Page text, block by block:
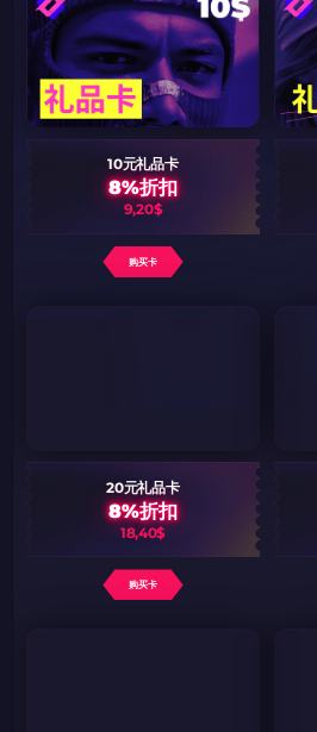
10元礼品卡
8%折扣
9,20$
购买卡
20元礼品卡
8%折扣
18,40$
购买卡